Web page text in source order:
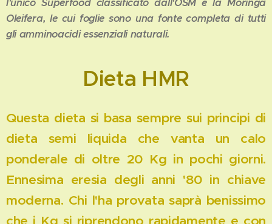
l'unico Superfood classificato dall'OSM è la Moringa
Oleifera, le cui foglie sono una fonte completa di tutti
gli amminoacidi essenziali naturali.
Dieta HMR
Questa dieta si basa sempre sui principi di
dieta semi liquida che vanta un calo
ponderale di oltre 20 Kg in pochi giorni.
Ennesima eresia degli anni '80 in chiave
moderna. Chi l'ha provata saprà benissimo